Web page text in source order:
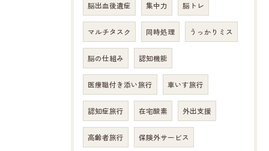
脳出血後遺症 集中力 脳トレ
マルチタスク 同時処理 うっかりミス
脳の仕組み 認知機能
医療職付き添い旅行 車いす旅行
認知症旅行 在宅酸素 外出支援
高齢者旅行 保険外サービス